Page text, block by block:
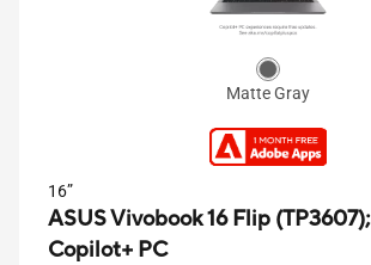
Matte Gray
16”
ASUS Vivobook 16 Flip (TP3607);
Copilot+ PC